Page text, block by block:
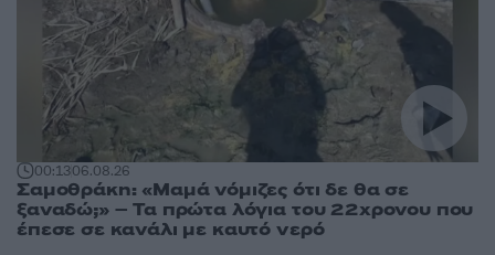
00:1306.08.26
Σαμοθράκη: «Μαμά νόμιζες ότι δε θα σε
ξαναδώ;» – Τα πρώτα λόγια του 22χρονου που
έπεσε σε κανάλι με καυτό νερό